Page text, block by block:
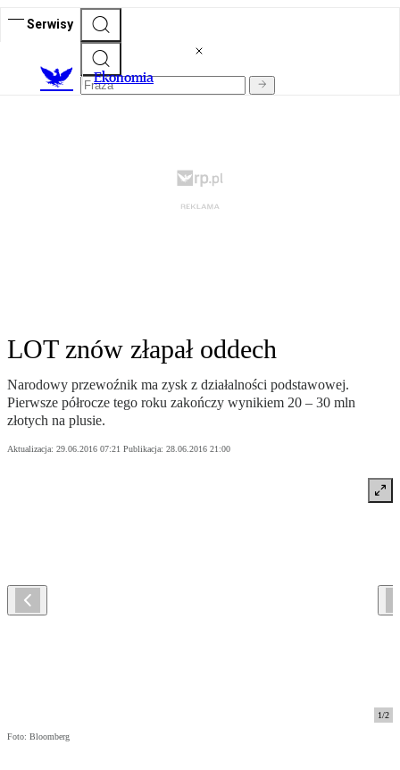
Serwisy
Ekonomia
LOT znów złapał oddech
Narodowy przewoźnik ma zysk z działalności podstawowej.
Pierwsze półrocze tego roku zakończy wynikiem 20 – 30 mln
złotych na plusie.
Aktualizacja: 29.06.2016 07:21 Publikacja: 28.06.2016 21:00
1/2
Foto: Bloomberg